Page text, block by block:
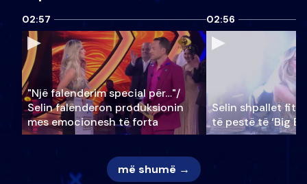
02:57
"Një falenderim special për…"/
Selin falënderon produksionin
mes emocionesh të forta
02:56
Selin shpallet
të pestë të ‘Big
më shumë →